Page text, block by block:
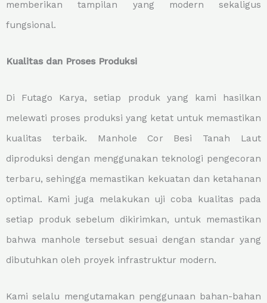
memberikan tampilan yang modern sekaligus
fungsional.
Kualitas dan Proses Produksi
Di Futago Karya, setiap produk yang kami hasilkan
melewati proses produksi yang ketat untuk memastikan
kualitas terbaik. Manhole Cor Besi Tanah Laut
diproduksi dengan menggunakan teknologi pengecoran
terbaru, sehingga memastikan kekuatan dan ketahanan
optimal. Kami juga melakukan uji coba kualitas pada
setiap produk sebelum dikirimkan, untuk memastikan
bahwa manhole tersebut sesuai dengan standar yang
dibutuhkan oleh proyek infrastruktur modern.
Kami selalu mengutamakan penggunaan bahan-bahan